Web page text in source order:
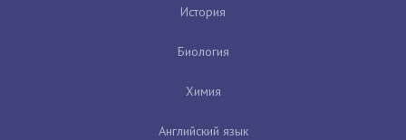
История
Биология
Химия
Английский язык